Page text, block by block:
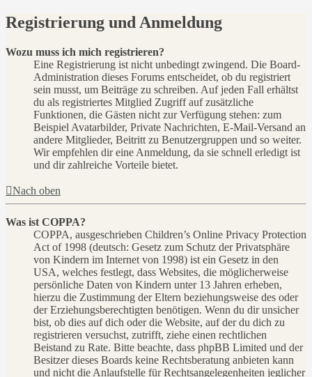
Registrierung und Anmeldung
Wozu muss ich mich registrieren?
Eine Registrierung ist nicht unbedingt zwingend. Die Board-
Administration dieses Forums entscheidet, ob du registriert
sein musst, um Beiträge zu schreiben. Auf jeden Fall erhältst
du als registriertes Mitglied Zugriff auf zusätzliche
Funktionen, die Gästen nicht zur Verfügung stehen: zum
Beispiel Avatarbilder, Private Nachrichten, E-Mail-Versand an
andere Mitglieder, Beitritt zu Benutzergruppen und so weiter.
Wir empfehlen dir eine Anmeldung, da sie schnell erledigt ist
und dir zahlreiche Vorteile bietet.
Nach oben
Was ist COPPA?
COPPA, ausgeschrieben Children’s Online Privacy Protection
Act of 1998 (deutsch: Gesetz zum Schutz der Privatsphäre
von Kindern im Internet von 1998) ist ein Gesetz in den
USA, welches festlegt, dass Websites, die möglicherweise
persönliche Daten von Kindern unter 13 Jahren erheben,
hierzu die Zustimmung der Eltern beziehungsweise des oder
der Erziehungsberechtigten benötigen. Wenn du dir unsicher
bist, ob dies auf dich oder die Website, auf der du dich zu
registrieren versuchst, zutrifft, ziehe einen rechtlichen
Beistand zu Rate. Bitte beachte, dass phpBB Limited und der
Besitzer dieses Boards keine Rechtsberatung anbieten kann
und nicht die Anlaufstelle für Rechtsangelegenheiten jeglicher